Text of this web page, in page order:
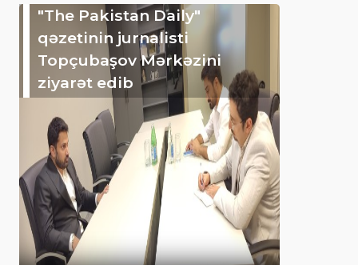
"The Pakistan Daily"
qəzetinin jurnalisti
Topçubaşov Mərkəzini
ziyarət edib